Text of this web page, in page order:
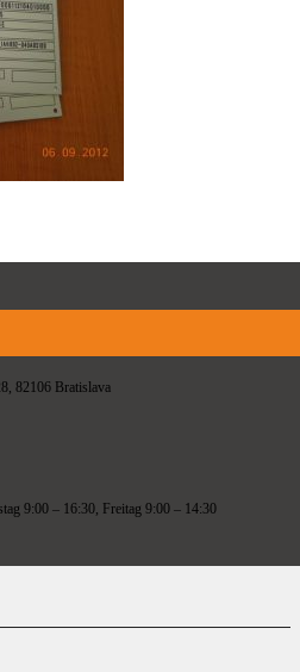
82106 Bratislava
9:00 – 16:30, Freitag 9:00 – 14:30